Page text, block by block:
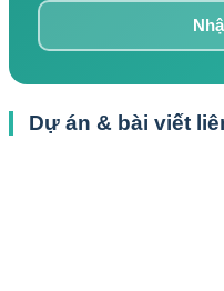
Dự án & bài viết